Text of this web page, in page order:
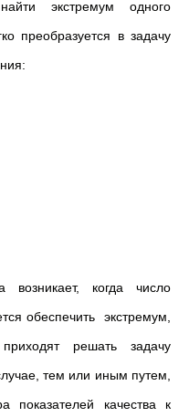
экстремум одного
преобразуется в задачу
когда число
обеспечить экстремум,
решать задачу
тем или иным путем,
показателей качества к